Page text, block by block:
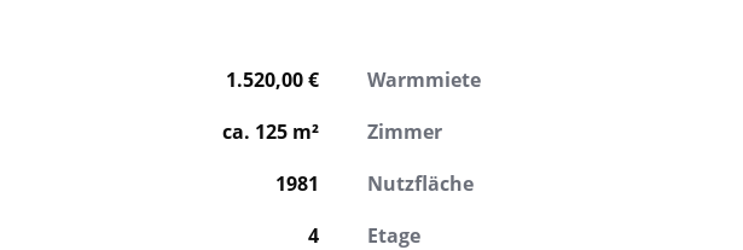
1.520,00€ Warmmiete
ca. 125 m² Zimmer
1981 Nutzfläche
4 Etage